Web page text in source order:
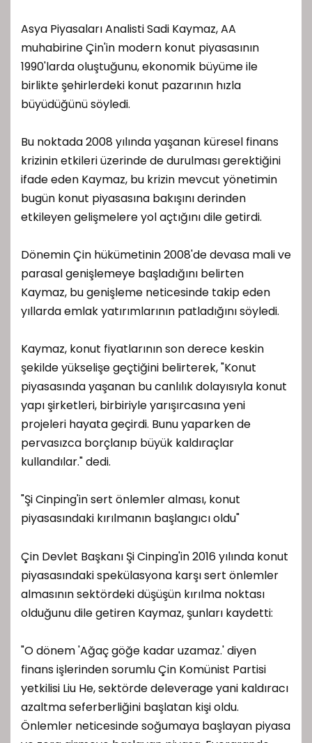
Asya Piyasaları Analisti Sadi Kaymaz, AA
muhabirine Çin'in modern konut piyasasının
1990'larda oluştuğunu, ekonomik büyüme ile
birlikte şehirlerdeki konut pazarının hızla
büyüdüğünü söyledi.
Bu noktada 2008 yılında yaşanan küresel finans
krizinin etkileri üzerinde de durulması gerektiğini
ifade eden Kaymaz, bu krizin mevcut yönetimin
bugün konut piyasasına bakışını derinden
etkileyen gelişmelere yol açtığını dile getirdi.
Dönemin Çin hükümetinin 2008'de devasa mali ve
parasal genişlemeye başladığını belirten
Kaymaz, bu genişleme neticesinde takip eden
yıllarda emlak yatırımlarının patladığını söyledi.
Kaymaz, konut fiyatlarının son derece keskin
şekilde yükselişe geçtiğini belirterek, "Konut
piyasasında yaşanan bu canlılık dolayısıyla konut
yapı şirketleri, birbiriyle yarışırcasına yeni
projeleri hayata geçirdi. Bunu yaparken de
pervasızca borçlanıp büyük kaldıraçlar
kullandılar." dedi.
"Şi Cinping'in sert önlemler alması, konut
piyasasındaki kırılmanın başlangıcı oldu"
Çin Devlet Başkanı Şi Cinping'in 2016 yılında konut
piyasasındaki spekülasyona karşı sert önlemler
almasının sektördeki düşüşün kırılma noktası
olduğunu dile getiren Kaymaz, şunları kaydetti:
"O dönem 'Ağaç göğe kadar uzamaz.' diyen
finans işlerinden sorumlu Çin Komünist Partisi
yetkilisi Liu He, sektörde deleverage yani kaldıracı
azaltma seferberliğini başlatan kişi oldu.
Önlemler neticesinde soğumaya başlayan piyasa